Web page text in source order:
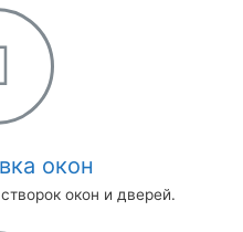
окон
окон и дверей.